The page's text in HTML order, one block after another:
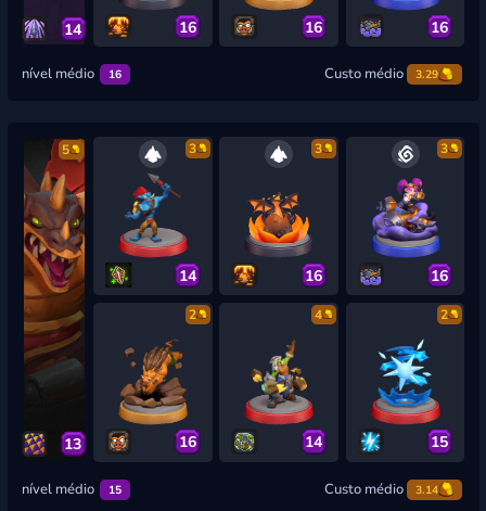
14 16 16 16
nível médio 16 Custo médio 3.29
5
13
3
14
3
16
3
16
2
16
4
14
2
15
nível médio 15 Custo médio 3.14